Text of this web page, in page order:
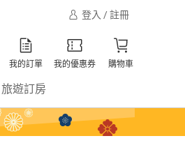
登入 / 註冊
我的訂單 我的優惠券 購物車
旅遊訂房